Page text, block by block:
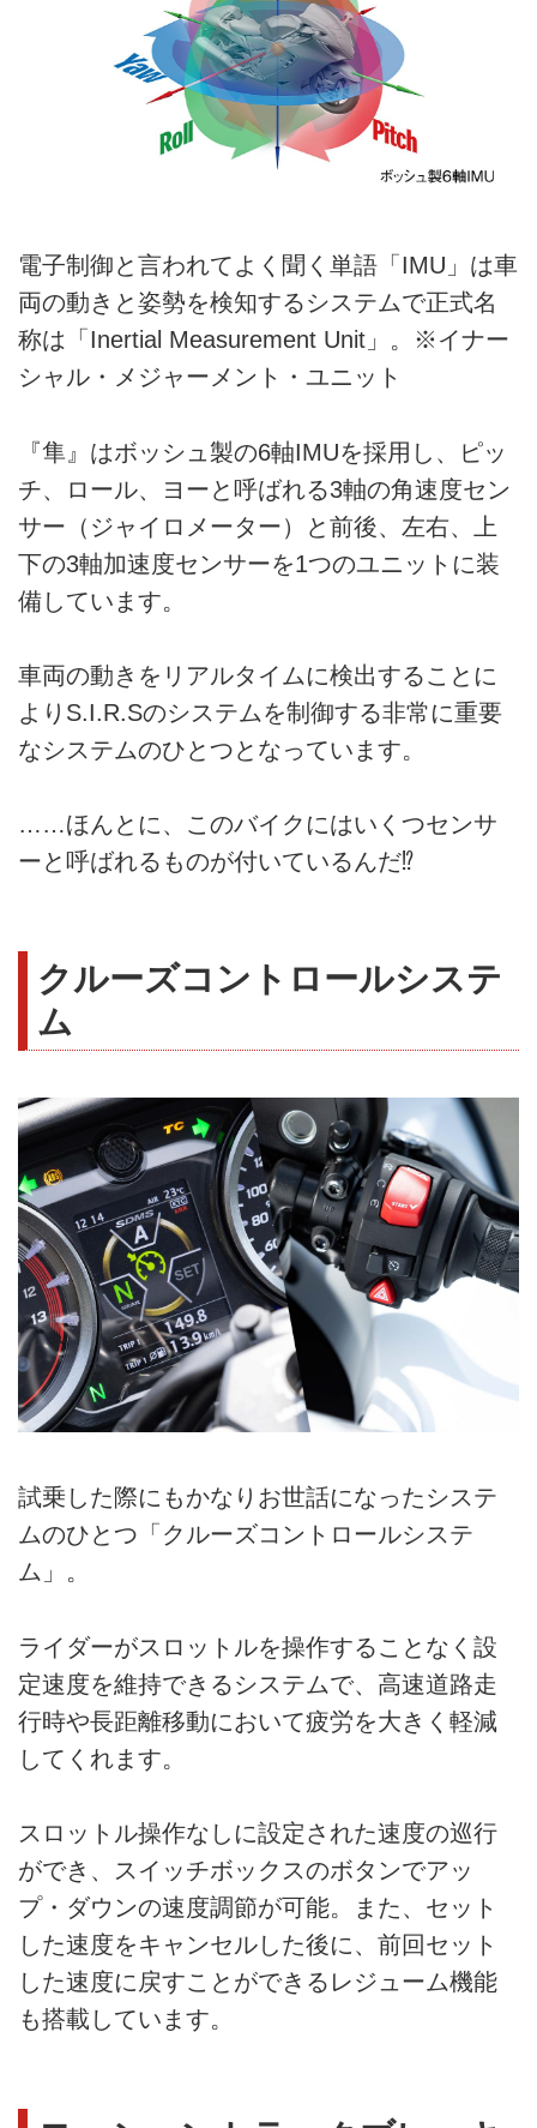
電子制御と言われてよく聞く単語「IMU」は車
両の動きと姿勢を検知するシステムで正式名
称は「Inertial Measurement Unit」。※イナー
シャル・メジャーメント・ユニット
『隼』はボッシュ製の6軸IMUを採用し、ピッ
チ、ロール、ヨーと呼ばれる3軸の角速度セン
サー（ジャイロメーター）と前後、左右、上
下の3軸加速度センサーを1つのユニットに装
備しています。
車両の動きをリアルタイムに検出することに
よりS.I.R.Sのシステムを制御する非常に重要
なシステムのひとつとなっています。
……ほんとに、このバイクにはいくつセンサ
ーと呼ばれるものが付いているんだ⁉
クルーズコントロールシステ
ム
試乗した際にもかなりお世話になったシステ
ムのひとつ「クルーズコントロールシステ
ム」。
ライダーがスロットルを操作することなく設
定速度を維持できるシステムで、高速道路走
行時や長距離移動において疲労を大きく軽減
してくれます。
スロットル操作なしに設定された速度の巡行
ができ、スイッチボックスのボタンでアッ
プ・ダウンの速度調節が可能。また、セット
した速度をキャンセルした後に、前回セット
した速度に戻すことができるレジューム機能
も搭載しています。